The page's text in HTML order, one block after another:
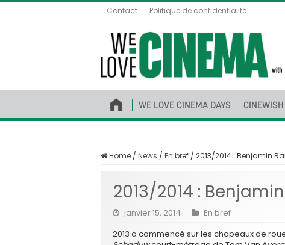
Contact Politique de confidentialité
WE LOVE CINEMA DAYS CINEWISH
Home / News / En bref / 2013/2014 : Benjamin
2013/2014 :
janvier 15, 2014
En bref
2013 a commencé sur les chapeaux de